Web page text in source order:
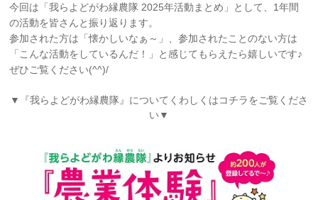
今回は「我らよどがわ縁農隊 2025年活動まとめ」として、1年間
の活動を皆さんと振り返ります。
参加された方は「懐かしいなぁ～」、参加されたことのない方は
「こんな活動をしているんだ！」と感じてもらえたら嬉しいです♪
ぜひご覧ください(^^)/
▼『我らよどがわ縁農隊』についてくわしくはコチラをご覧くださ
い▼